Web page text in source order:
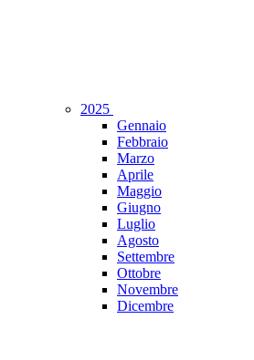
2025
Gennaio
Febbraio
Marzo
Aprile
Maggio
Giugno
Luglio
Agosto
Settembre
Ottobre
Novembre
Dicembre